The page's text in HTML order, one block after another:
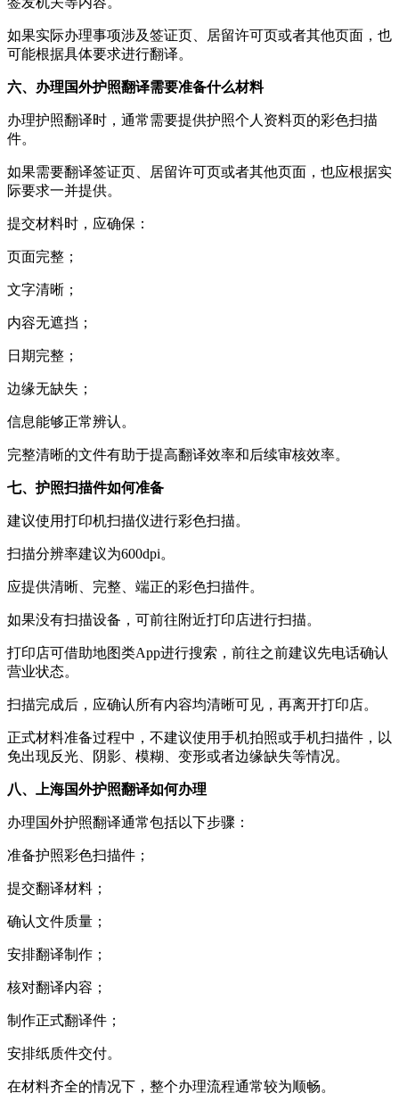
如果实际办理事项涉及签证页、居留许可页或者其他页面，也
可能根据具体要求进行翻译。
六、办理国外护照翻译需要准备什么材料
办理护照翻译时，通常需要提供护照个人资料页的彩色扫描
件。
如果需要翻译签证页、居留许可页或者其他页面，也应根据实
际要求一并提供。
提交材料时，应确保：
页面完整；
文字清晰；
内容无遮挡；
日期完整；
边缘无缺失；
信息能够正常辨认。
完整清晰的文件有助于提高翻译效率和后续审核效率。
七、护照扫描件如何准备
建议使用打印机扫描仪进行彩色扫描。
扫描分辨率建议为600dpi。
应提供清晰、完整、端正的彩色扫描件。
如果没有扫描设备，可前往附近打印店进行扫描。
打印店可借助地图类App进行搜索，前往之前建议先电话确认
营业状态。
扫描完成后，应确认所有内容均清晰可见，再离开打印店。
正式材料准备过程中，不建议使用手机拍照或手机扫描件，以
免出现反光、阴影、模糊、变形或者边缘缺失等情况。
八、上海国外护照翻译如何办理
办理国外护照翻译通常包括以下步骤：
准备护照彩色扫描件；
提交翻译材料；
确认文件质量；
安排翻译制作；
核对翻译内容；
制作正式翻译件；
安排纸质件交付。
在材料齐全的情况下，整个办理流程通常较为顺畅。